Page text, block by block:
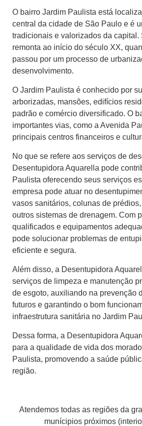
O bairro Jardim Paulista está
central da cidade de São Paulo e é
tradicionais e valorizados da capital.
remonta ao início do século XX,
passou por um processo de
desenvolvimento.
O Jardim Paulista é conhecido por
arborizadas, mansões, edifícios
padrão e comércio diversificado. O
importantes vias, como a Avenida
principais centros financeiros e
No que se refere aos serviços de
Desentupidora Aquarella pode
Paulista oferecendo seus serviços
empresa pode atuar no
vasos sanitários, colunas de
outros sistemas de drenagem. Com
qualificados e equipamentos
pode solucionar problemas de
eficiente e segura.
Além disso, a Desentupidora
serviços de limpeza e manutenção
de esgoto, auxiliando na prevenção
futuros e garantindo o bom
infraestrutura sanitária no Jardim
Dessa forma, a Desentupidora
para a qualidade de vida dos
Paulista, promovendo a saúde
região.
Atendemos todas as regiões da
munícipios próximos